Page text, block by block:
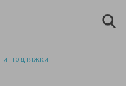
и подтяжки